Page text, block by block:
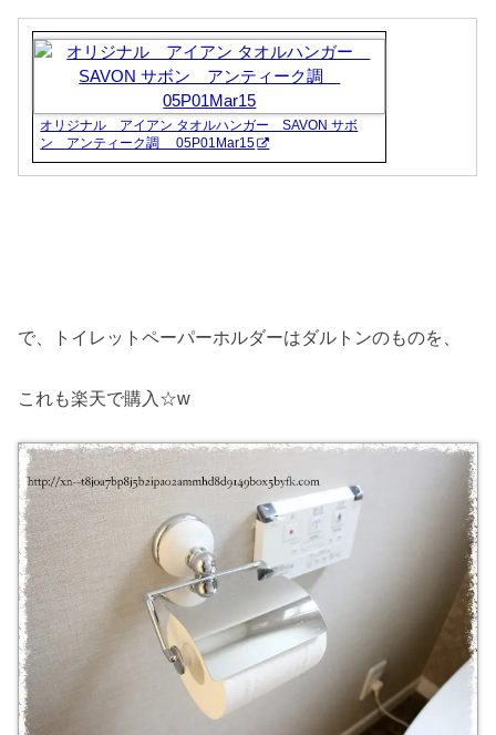
オリジナル アイアン タオルハンガー SAVON サボ
ン アンティーク調 05P01Mar15
で、トイレットペーパーホルダーはダルトンのものを、
これも楽天で購入☆w